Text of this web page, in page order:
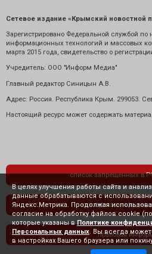
Сетевое издание «Крымский новостной
Зарегистрировано Федеральной службой по
информационных технологий и массовых
марта 2015 года, свидетельство о
Учредитель: ООО "Информ Медиа"
Главный редактор Синицын А.В.
Адрес: Россия. Республика Крым. 299053.
Настоящий ресурс может содержать
список запрещенных в
политика
правовая
В целях улучшения работы сайта и
данные обрабатываются с
Яндекс.Метрика. Продолжая
согласие на обработку файлов cookie
которые указаны в Политике
Персональных данных . Вы всегда
в настройках Вашего браузера или